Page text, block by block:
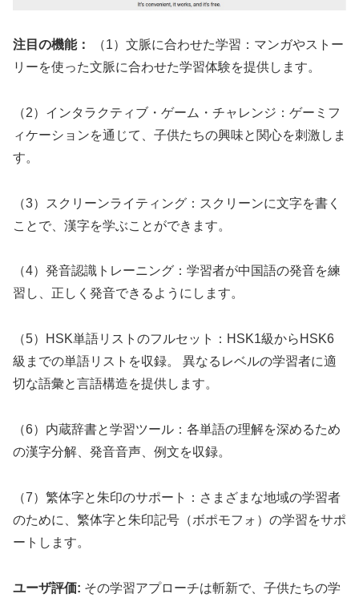
注目の機能：
（1）文脈に合わせた学習：マンガやストー
リーを使った文脈に合わせた学習体験を提供します。
（2）インタラクティブ・ゲーム・チャレンジ：ゲーミフ
ィケーションを通じて、子供たちの興味と関心を刺激しま
す。
（3）スクリーンライティング：スクリーンに文字を書く
ことで、漢字を学ぶことができます。
（4）発音認識トレーニング：学習者が中国語の発音を練
習し、正しく発音できるようにします。
（5）HSK単語リストのフルセット：HSK1級からHSK6
級までの単語リストを収録。 異なるレベルの学習者に適
切な語彙と言語構造を提供します。
（6）内蔵辞書と学習ツール：各単語の理解を深めるため
の漢字分解、発音音声、例文を収録。
（7）繁体字と朱印のサポート：さまざまな地域の学習者
のために、繁体字と朱印記号（ボポモフォ）の学習をサポ
ートします。
ユーザ評価: その学習アプローチは斬新で、子供たちの学